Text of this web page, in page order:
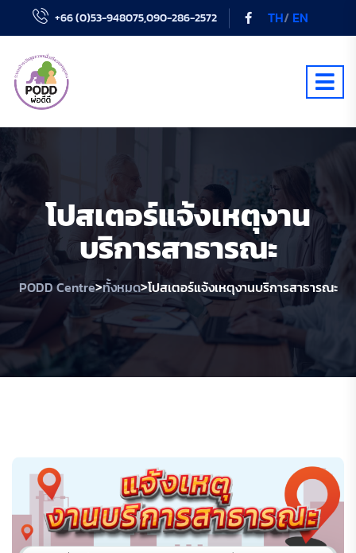
+66 (0)53-948075,090-286-2572 TH/ EN
โปสเตอร์แจ้งเหตุงาน
บริการสาธารณะ
PODD Centre>ทั้งหมด>โปสเตอร์แจ้งเหตุงานบริการสาธารณะ